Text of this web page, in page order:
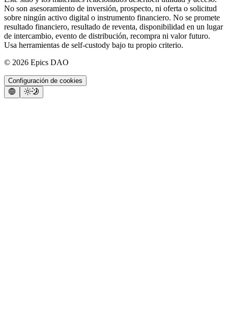
No son asesoramiento de inversión, prospecto, ni oferta o solicitud
sobre ningún activo digital o instrumento financiero. No se promete
resultado financiero, resultado de reventa, disponibilidad en un lugar
de intercambio, evento de distribución, recompra ni valor futuro.
Usa herramientas de self-custody bajo tu propio criterio.
© 2026 Epics DAO
Configuración de cookies